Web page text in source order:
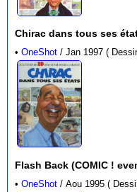
Chirac dans tous ses
•OneShot / Jan 1997 (
Flash Back (COMIC !
•OneShot / Aou 1995 (